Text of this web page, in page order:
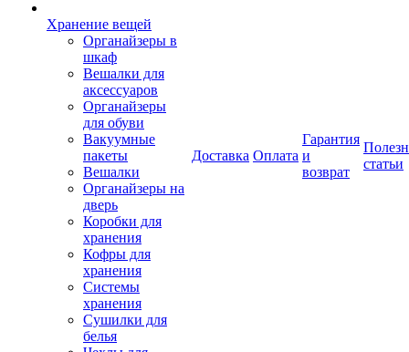
Хранение вещей
Органайзеры в
шкаф
Вешалки для
аксессуаров
Органайзеры
для обуви
Вакуумные
пакеты
Вешалки
Органайзеры на
дверь
Коробки для
хранения
Кофры для
хранения
Системы
хранения
Сушилки для
белья
Доставка Оплата
Гарантия
и
возврат
статьи